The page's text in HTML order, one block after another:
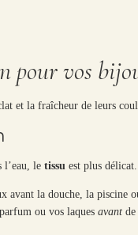
pour vos
et la fraîcheur de leurs
l’eau, letissu est plus délicat.
avant la douche, la piscine
ou vos laquesavant